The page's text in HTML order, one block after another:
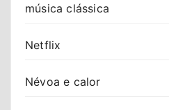
música clássica
Netflix
Névoa e calor